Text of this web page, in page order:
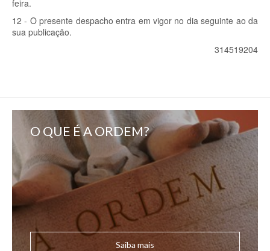
feira.
12 - O presente despacho entra em vigor no dia seguinte ao da
sua publicação.
314519204
O QUE É A ORDEM?
Saiba mais